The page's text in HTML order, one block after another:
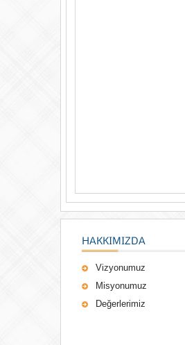
HAKKIMIZDA
Vizyonumuz
Misyonumuz
Değerlerimiz